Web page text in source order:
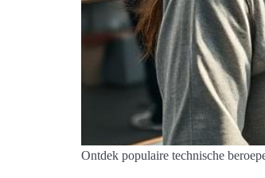
Ontdek populaire technische